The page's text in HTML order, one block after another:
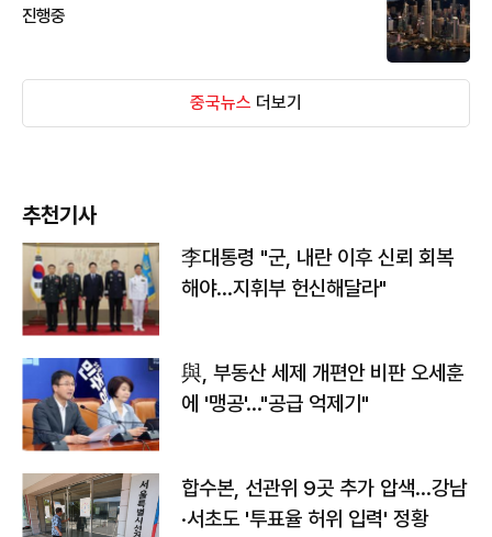
진행중
중국뉴스 더보기
추천기사
李대통령 "군, 내란 이후 신뢰 회복
해야…지휘부 헌신해달라"
與, 부동산 세제 개편안 비판 오세훈
에 '맹공'…"공급 억제기"
합수본, 선관위 9곳 추가 압색…강남
·서초도 '투표율 허위 입력' 정황